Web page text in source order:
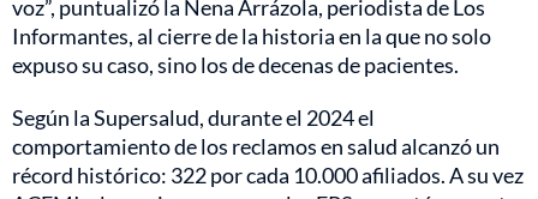
voz”, puntualizó la Nena Arrázola, periodista de Los
Informantes, al cierre de la historia en la que no solo
expuso su caso, sino los de decenas de pacientes.
Según la Supersalud, durante el 2024 el
comportamiento de los reclamos en salud alcanzó un
récord histórico: 322 por cada 10.000 afiliados. A su vez